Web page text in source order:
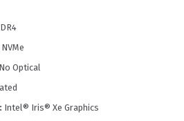
No Optical
Intel® Iris® Xe Graphics